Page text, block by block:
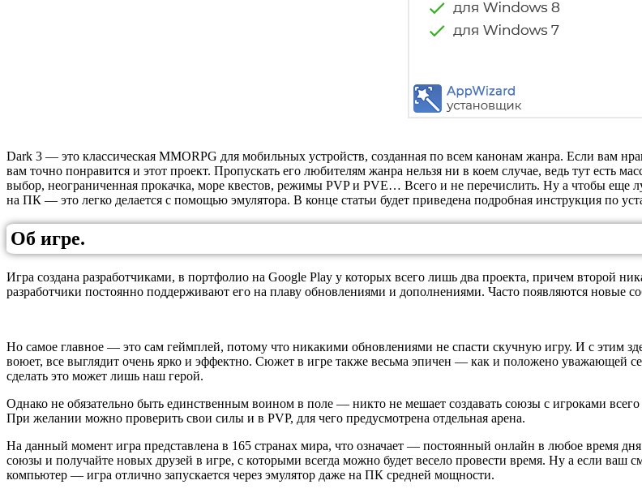
Dark 3 — это классическая MMORPG для мобильных устройств, созданная по всем канонам жанра. Если вам
вам точно понравится и этот проект. Пропускать его любителям жанра нельзя ни в коем случае, ведь тут есть
выбор, неограниченная прокачка, море квестов, режимы PVP и PVE… Всего и не перечислить. Ну а чтобы еще
на ПК — это легко делается с помощью эмулятора. В конце статьи будет приведена подробная инструкция по
Об игре.
Игра создана разработчиками, в портфолио на Google Play у которых всего лишь два проекта, причем второй
разработчики постоянно поддерживают его на плаву обновлениями и дополнениями. Часто появляются новые
Но самое главное — это сам геймплей, потому что никакими обновлениями не спасти скучную игру. И с этим
воюет, все выглядит очень ярко и эффектно. Сюжет в игре также весьма эпичен — как и положено уважающей
сделать это может лишь наш герой.
Однако не обязательно быть единственным воином в поле — никто не мешает создавать союзы с игроками
При желании можно проверить свои силы и в PVP, для чего предусмотрена отдельная арена.
На данный момент игра представлена в 165 странах мира, что означает — постоянный онлайн в любое время
союзы и получайте новых друзей в игре, с которыми всегда можно будет весело провести время. Ну а если ваш
компьютер — игра отлично запускается через эмулятор даже на ПК средней мощности.